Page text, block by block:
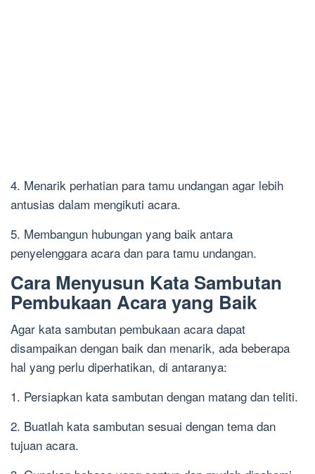
4. Menarik perhatian para tamu undangan agar lebih
antusias dalam mengikuti acara.
5. Membangun hubungan yang baik antara
penyelenggara acara dan para tamu undangan.
Cara Menyusun Kata Sambutan
Pembukaan Acara yang Baik
Agar kata sambutan pembukaan acara dapat
disampaikan dengan baik dan menarik, ada beberapa
hal yang perlu diperhatikan, di antaranya:
1. Persiapkan kata sambutan dengan matang dan teliti.
2. Buatlah kata sambutan sesuai dengan tema dan
tujuan acara.